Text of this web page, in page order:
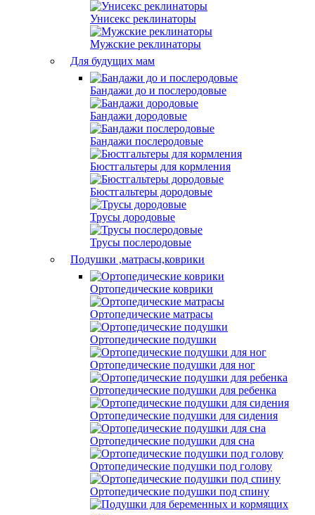
Унисекс реклинаторы
Мужские реклинаторы
Для будущих мам
Бандажи до и послеродовые
Бандажи дородовые
Бандажи послеродовые
Бюстгальтеры для кормления
Бюстгальтеры дородовые
Трусы дородовые
Трусы послеродовые
Подушки ,матрасы,коврики
Ортопедические коврики
Ортопедические матрасы
Ортопедические подушки
Ортопедические подушки для ног
Ортопедические подушки для ребенка
Ортопедические подушки для сидения
Ортопедические подушки для сна
Ортопедические подушки под голову
Ортопедические подушки под спину